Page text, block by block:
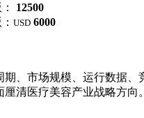
12500
USD 6000
、市场规模、运行数据
清医疗美容产业战略方向。